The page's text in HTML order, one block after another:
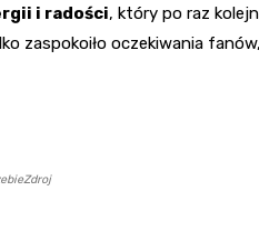
i radości, który po raz
zaspokoiło oczekiwania